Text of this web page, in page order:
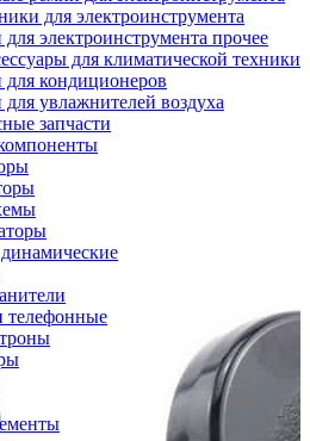
для электроинструмента
для электроинструмента прочее
для климатической техники
для кондиционеров
для увлажнителей воздуха
запчасти
телефонные